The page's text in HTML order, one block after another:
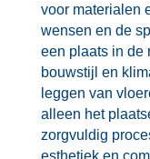
voor materialen
wensen en de
een plaats in de
bouwstijl en
leggen van
alleen het
zorgvuldig
esthetiek en